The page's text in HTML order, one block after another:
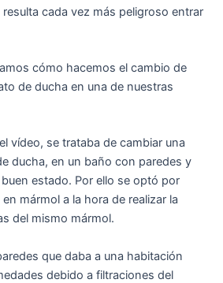
cada vez más peligroso entrar
cómo hacemos el cambio de
de ducha en una de nuestras
vídeo, se trataba de cambiar una
ducha, en un baño con paredes y
estado. Por ello se optó por
mármol a la hora de realizar la
del mismo mármol.
que daba a una habitación
debido a filtraciones del